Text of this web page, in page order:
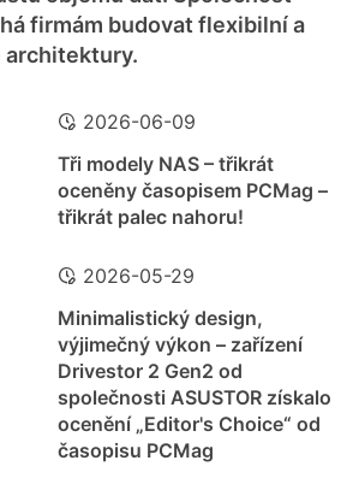
firmám budovat flexibilní a
2026-06-09
Tři modely NAS – třikrát
oceněny časopisem PCMag –
třikrát palec nahoru!
2026-05-29
Minimalistický design,
výjimečný výkon – zařízení
Drivestor 2 Gen2 od
společnosti ASUSTOR získalo
ocenění „Editor's Choice“ od
časopisu PCMag